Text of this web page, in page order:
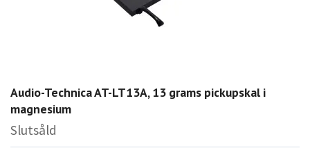
Audio-Technica AT-LT13A, 13 grams pickupskal i
magnesium
Slutsåld